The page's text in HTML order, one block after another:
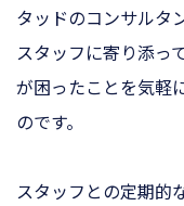
タッドのコンサルタ
スタッフに寄り添っ
が困ったことを気軽
のです。
スタッフとの定期的